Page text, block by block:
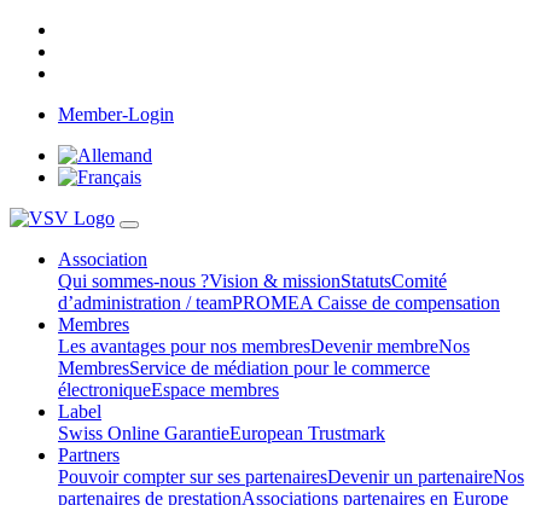
Member-Login
Association
Qui sommes-nous ?Vision & missionStatutsComité
d’administration / teamPROMEA Caisse de compensation
Membres
Les avantages pour nos membresDevenir membreNos
MembresService de médiation pour le commerce
électroniqueEspace membres
Label
Swiss Online GarantieEuropean Trustmark
Partners
Pouvoir compter sur ses partenairesDevenir un partenaireNos
partenaires de prestationAssociations partenaires en Europe